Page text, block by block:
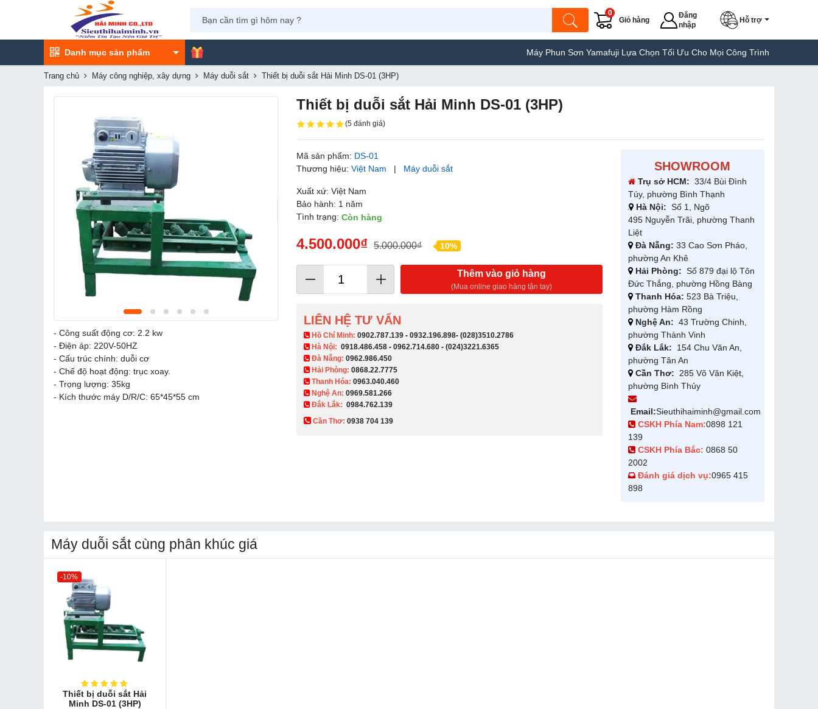
Giỏ hàng
0
Đăng
nhập
Hỗ trợ
Danh mục sản phẩm Máy Phun Sơn Yamafuji Lựa Chọn Tối Ưu Cho Mọi Công Trình Máy Hàn Túi Yamafuji
Trang chủ Máy công nghiệp, xây dựng Máy duỗi sắt Thiết bị duỗi sắt Hải Minh DS-01 (3HP)
- Công suất động cơ: 2.2 kw
- Điện áp: 220V-50HZ
- Cấu trúc chính: duỗi cơ
- Chế độ hoạt động: trục xoay.
- Trọng lượng: 35kg
- Kích thước máy D/R/C: 65*45*55 cm
Thiết bị duỗi sắt Hải Minh DS-01 (3HP)
(5 đánh giá)
Mã sản phẩm: DS-01
Thương hiệu:Việt Nam | Máy duỗi sắt
Xuất xứ: Việt Nam
Bảo hành: 1 năm
Tình trạng:Còn hàng
4.500.000₫ 5.000.000₫ 10%
Thêm vào giỏ hàng
(Mua online giao hàng tận tay)
LIÊN HỆ TƯ VẤN
​ Hồ Chí Minh:0902.787.139 -0932.196.898-(028)3510.2786
Hà Nội:0918.486.458 -0962.714.680 -(024)3221.6365
Đà Nẵng:0962.986.450
Hải Phòng:0868.22.7775
Thanh Hóa:0963.040.460
Nghệ An:0969.581.266
Đắk Lắk: 0984.762.139
Cần Thơ:0938 704 139​
SHOWROOM
Trụ sở HCM: 33/4 Bùi Đình
Túy, phường Bình Thạnh
Hà Nội: Số 1, Ngõ
495 Nguyễn Trãi, phường Thanh
Liệt
Đà Nẵng: 33 Cao Sơn Pháo,
phường An Khê
Hải Phòng: Số 879 đại lộ Tôn
Đức Thắng, phường Hồng Bàng
Thanh Hóa: 523 Bà Triệu,
phường Hàm Rồng
Nghệ An: 43 Trường Chinh,
phường Thành Vinh
Đắk Lắk: 154 Chu Văn An,
phường Tân An
Cần Thơ: 285 Võ Văn Kiệt,
phường Bình Thủy
Email:Sieuthihaiminh@gmail.com
CSKH Phía Nam:0898 121
139
CSKH Phía Bắc: 0868 50
2002
Đánh giá dịch vụ:0965 415
898
Máy duỗi sắt cùng phân khúc giá
-10%
Thiết bị duỗi sắt Hải
Minh DS-01 (3HP)